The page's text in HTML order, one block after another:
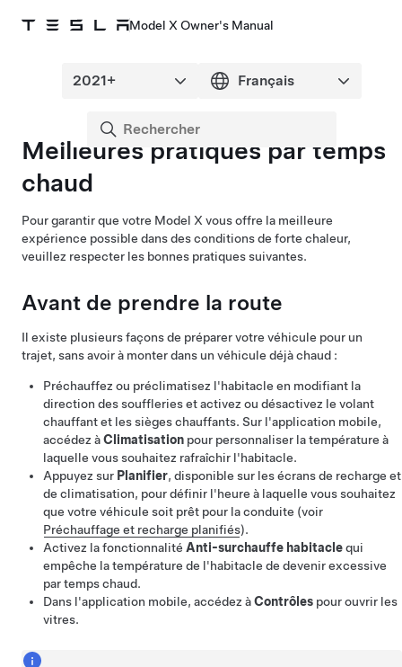
Model X Owner's Manual
Meilleures pratiques par temps
chaud
Pour garantir que votre Model X vous offre la meilleure
expérience possible dans des conditions de forte chaleur,
veuillez respecter les bonnes pratiques suivantes.
Avant de prendre la route
Il existe plusieurs façons de préparer votre véhicule pour un
trajet, sans avoir à monter dans un véhicule déjà chaud :
Préchauffez ou préclimatisez l'habitacle en modifiant la
direction des souffleries et activez ou désactivez le volant
chauffant et les sièges chauffants. Sur l'application mobile,
accédez àClimatisation pour personnaliser la température à
laquelle vous souhaitez rafraîchir l'habitacle.
Appuyez sur Planifier, disponible sur les écrans de recharge et
de climatisation, pour définir l'heure à laquelle vous souhaitez
que votre véhicule soit prêt pour la conduite (voir
Préchauffage et recharge planifiés).
Activez la fonctionnalité Anti-surchauffe habitaclequi
empêche la température de l'habitacle de devenir excessive
par temps chaud.
Dans l'application mobile, accédez àContrôles pour ouvrir les
vitres.